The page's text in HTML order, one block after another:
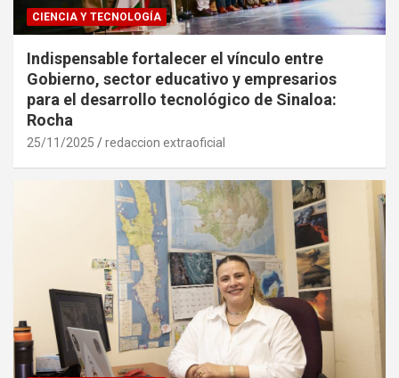
CIENCIA Y TECNOLOGÍA
Indispensable fortalecer el vínculo entre
Gobierno, sector educativo y empresarios
para el desarrollo tecnológico de Sinaloa:
Rocha
25/11/2025 redaccion extraoficial